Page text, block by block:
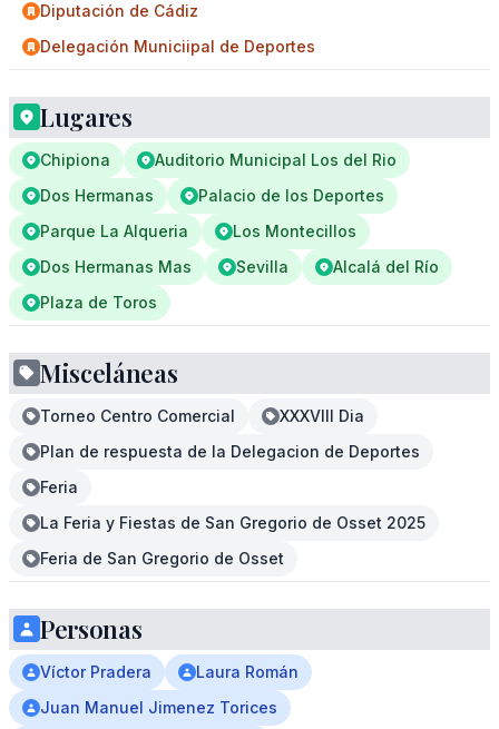
Diputación de Cádiz
Delegación Municiipal de Deportes
Lugares
Chipiona
Auditorio Municipal Los del Rio
Dos Hermanas
Palacio de los Deportes
Parque La Alqueria
Los Montecillos
Dos Hermanas Mas
Sevilla
Alcalá del Río
Plaza de Toros
Misceláneas
Torneo Centro Comercial
XXXVIII Dia
Plan de respuesta de la Delegacion de Deportes
Feria
La Feria y Fiestas de San Gregorio de Osset 2025
Feria de San Gregorio de Osset
Personas
Víctor Pradera
Laura Román
Juan Manuel Jimenez Torices